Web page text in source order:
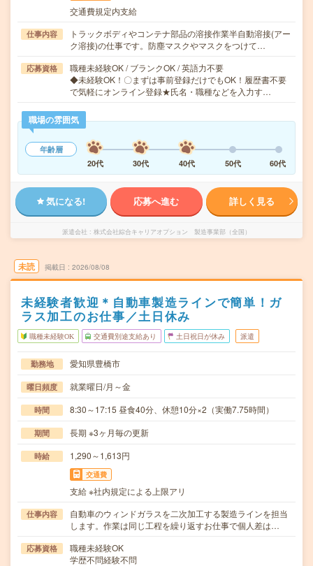
交通費規定内支給
仕事内容
トラックボディやコンテナ部品の溶接作業半自動溶接(アー
ク溶接)の仕事です。防塵マスクやマスクをつけて…
応募資格
職種未経験OK / ブランクOK / 英語力不要
◆未経験OK！〇まずは事前登録だけでもOK！履歴書不要
で気軽にオンライン登録★氏名・職種などを入力す…
職場の雰囲気
年齢層
20代
30代 40代 50代 60代
気になる! 応募へ進む 詳しく見る
派遣会社 株式会社綜合キャリアオプション 製造事業部（全国）
未読 掲載日 2026/08/08
未経験者歓迎＊自動車製造ラインで簡単！ガ
ラス加工のお仕事／土日休み
職種未経験OK 交通費別途支給あり 土日祝日が休み 派遣
勤務地 愛知県豊橋市
曜日頻度 就業曜日/月～金
時間 8:30～17:15 昼食40分、休憩10分×2（実働7.75時間）
期間 長期 ※3ヶ月毎の更新
時給 1,290～1,613円
交通費
支給 ※社内規定による上限アリ
仕事内容
自動車のウィンドガラスを二次加工する製造ラインを担当
します。作業は同じ工程を繰り返すお仕事で個人差は…
応募資格
職種未経験OK
学歴不問経験不問